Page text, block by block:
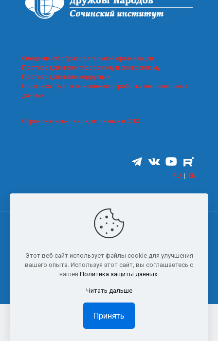
Сведения об образовательной организации
Противодействие терроризму и экстремизму
Противодействие коррупции
Политика РУДН в отношении обработки персональных
данных
Образовательное кредитование в СПО
RU | EN
© 2006-2026 Все права защищены Сочинский институт
(филиал) ФГАОУ ВО «Российский университет дружбы
народов имени Патриса Лумумбы»
Этот веб-сайт использует файлы cookie для улучшения
вашего опыта. Используя этот сайт, вы соглашаетесь с
нашей Политика защиты данных.
Читать дальше
Принять